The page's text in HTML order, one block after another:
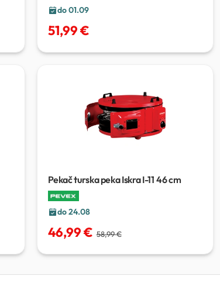
do 01.09
51,99 €
Pekač turska peka Iskra I-11 46 cm
do 24.08
46,99 € 58,99 €